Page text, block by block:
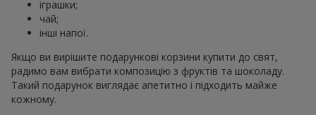
іграшки;
чай;
інші напої.
Якщо ви вирішите подарункові корзини купити до свят,
радимо вам вибрати композицію з фруктів та шоколаду.
Такий подарунок виглядає апетитно і підходить майже
кожному.